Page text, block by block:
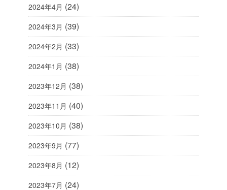
2024年4月 (24)
2024年3月 (39)
2024年2月 (33)
2024年1月 (38)
2023年12月 (38)
2023年11月 (40)
2023年10月 (38)
2023年9月 (77)
2023年8月 (12)
2023年7月 (24)